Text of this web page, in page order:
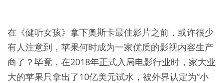
在《健听女孩》拿下奥斯卡最佳影片之前，或许很少
有人注意到，苹果何时成为一家优质的影视内容生产
商了？毕竟，在2018年正式入局电影行业时，家大业
大的苹果只拿出了10亿美元试水，被外界认定为“小